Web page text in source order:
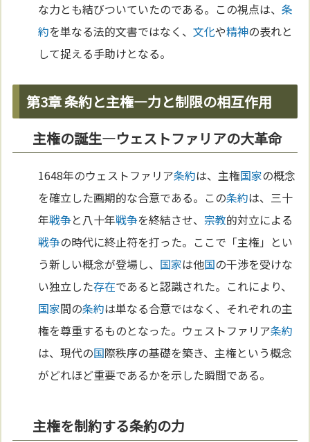
な力とも結びついていたのである。この視点は、条
約を単なる法的文書ではなく、文化や精神の表れと
して捉える手助けとなる。
第3章 条約と主権—力と制限の相互作用
主権の誕生—ウェストファリアの大革命
1648年のウェストファリア条約は、主権国家の概念
を確立した画期的な合意である。この条約は、三十
年戦争と八十年戦争を終結させ、 宗教的対立による
戦争の時代に終止符を打った。ここで「主権」とい
う新しい概念が登場し、 国家は他国の干渉を受けな
い独立した存在であると認識された。これにより、
国家間の条約は単なる合意ではなく、それぞれの主
権を尊重するものとなった。ウェストファリア条約
は、現代の国際秩序の基礎を築き、主権という概念
がどれほど重要であるかを示した瞬間である。
主権を制約する条約の力